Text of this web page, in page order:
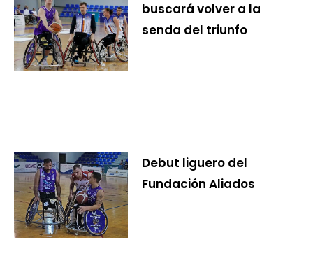
buscará volver a la
senda del triunfo
Debut liguero del
Fundación Aliados